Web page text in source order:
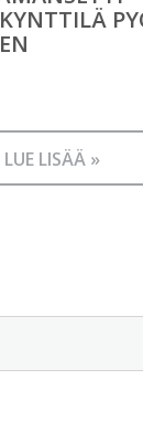
LUE LISÄÄ »